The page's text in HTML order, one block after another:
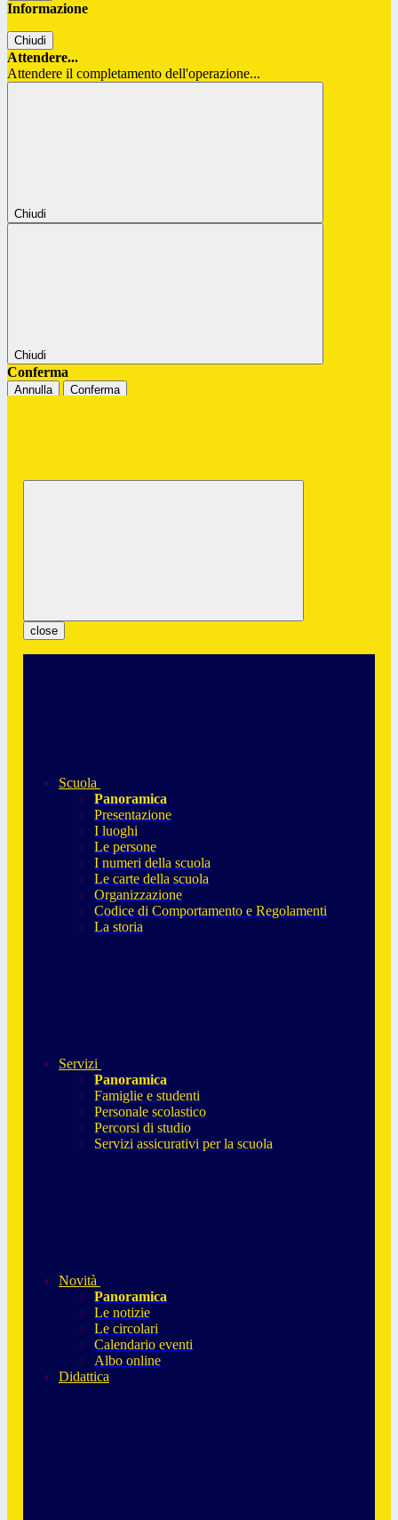
Informazione
Chiudi
Attendere...
Attendere il completamento dell'operazione...
Chiudi
Chiudi
Conferma
Annulla Conferma
close
Scuola
Panoramica
Presentazione
I luoghi
Le persone
I numeri della scuola
Le carte della scuola
Organizzazione
Codice di Comportamento e Regolamenti
La storia
Servizi
Panoramica
Famiglie e studenti
Personale scolastico
Percorsi di studio
Servizi assicurativi per la scuola
Novità
Panoramica
Le notizie
Le circolari
Calendario eventi
Albo online
Didattica